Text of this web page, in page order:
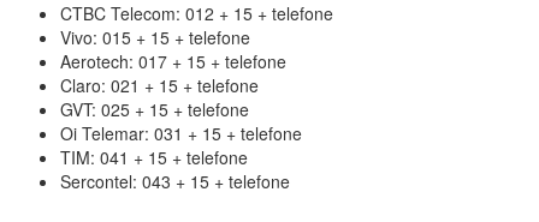
CTBC Telecom: 012 + 15 + telefone
Vivo: 015 + 15 + telefone
Aerotech: 017 + 15 + telefone
Claro: 021 + 15 + telefone
GVT: 025 + 15 + telefone
Oi Telemar: 031 + 15 + telefone
TIM: 041 + 15 + telefone
Sercontel: 043 + 15 + telefone